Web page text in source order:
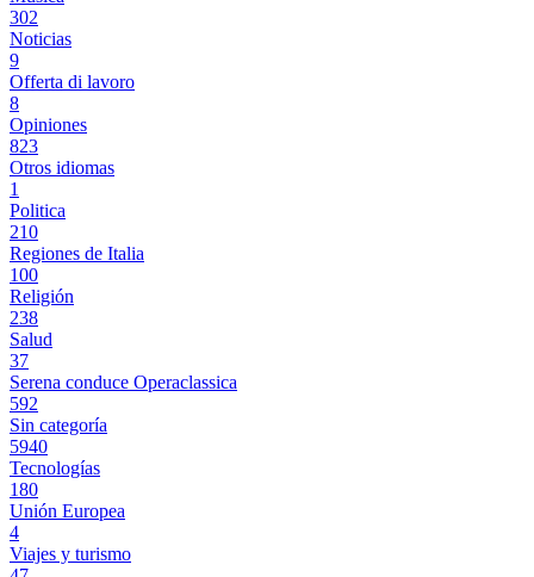
302
Noticias
9
Offerta di lavoro
8
Opiniones
823
Otros idiomas
1
Politica
210
Regiones de Italia
100
Religión
238
Salud
37
Serena conduce Operaclassica
592
Sin categoría
5940
Tecnologías
180
Unión Europea
4
Viajes y turismo